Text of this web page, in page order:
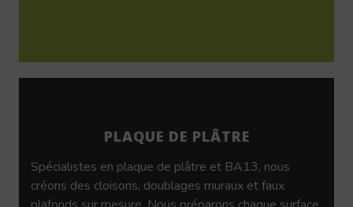
PLAQUE DE PLÂTRE
Spécialistes en plaque de plâtre et BA13, nous
créons des cloisons, doublages muraux et faux